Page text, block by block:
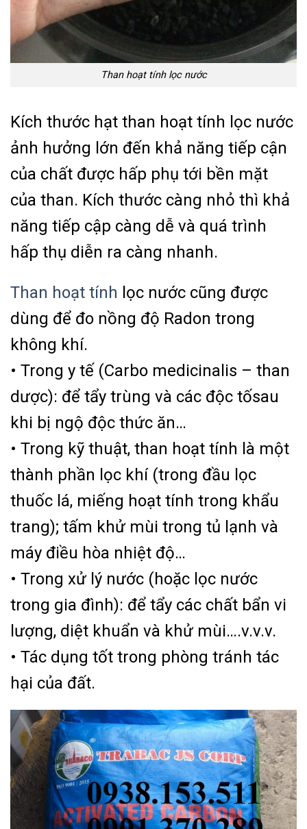
Than hoạt tính lọc nước
Kích thước hạt than hoạt tính lọc nước
ảnh hưởng lớn đến khả năng tiếp cận
của chất được hấp phụ tới bền mặt
của than. Kích thước càng nhỏ thì khả
năng tiếp cập càng dễ và quá trình
hấp thụ diễn ra càng nhanh.
Than hoạt tính lọc nước cũng được
dùng để đo nồng độ Radon trong
không khí.
• Trong y tế (Carbo medicinalis – than
dược): để tẩy trùng và các độc tốsau
khi bị ngộ độc thức ăn…
• Trong kỹ thuật, than hoạt tính là một
thành phần lọc khí (trong đầu lọc
thuốc lá, miếng hoạt tính trong khẩu
trang); tấm khử mùi trong tủ lạnh và
máy điều hòa nhiệt độ…
• Trong xử lý nước (hoặc lọc nước
trong gia đình): để tẩy các chất bẩn vi
lượng, diệt khuẩn và khử mùi….v.v.v.
• Tác dụng tốt trong phòng tránh tác
hại của đất.